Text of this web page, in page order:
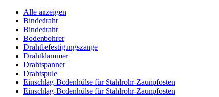
Alle anzeigen
Bindedraht
Bindedraht
Bodenbohrer
Drahtbefestigungszange
Drahtklammer
Drahtspanner
Drahtspule
Einschlag-Bodenhülse für Stahlrohr-Zaunpfosten
Einschlag-Bodenhülse für Stahlrohr-Zaunpfosten